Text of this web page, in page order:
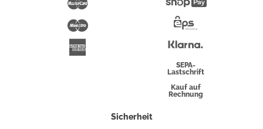
Maestro
Shopify
Überweisung
SEPA-
Lastschrift
Kauf auf
Rechnung
Sicherheit